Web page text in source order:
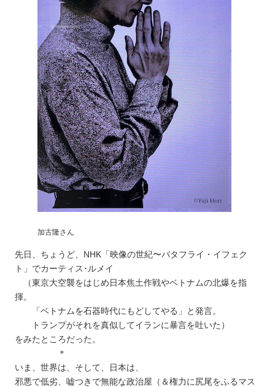
加古隆さん
先日、ちょうど、NHK「映像の世紀〜バタフライ・イフェク
ト」でカーティス･ルメイ
（東京大空襲をはじめ日本焦土作戦やベトナムの北爆を指
揮。
「ベトナムを石器時代にもどしてやる」と発言。
トランプがそれを真似してイランに暴言を吐いた）
をみたところだった。
＊
いま、世界は、そして、日本は、
邪悪で低劣、嘘つきで無能な政治屋（＆権力に尻尾をふるマス